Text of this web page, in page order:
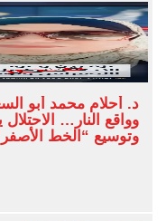
د. أحلام محمد أبو
وواقع النار…
وتوسيع “الخط